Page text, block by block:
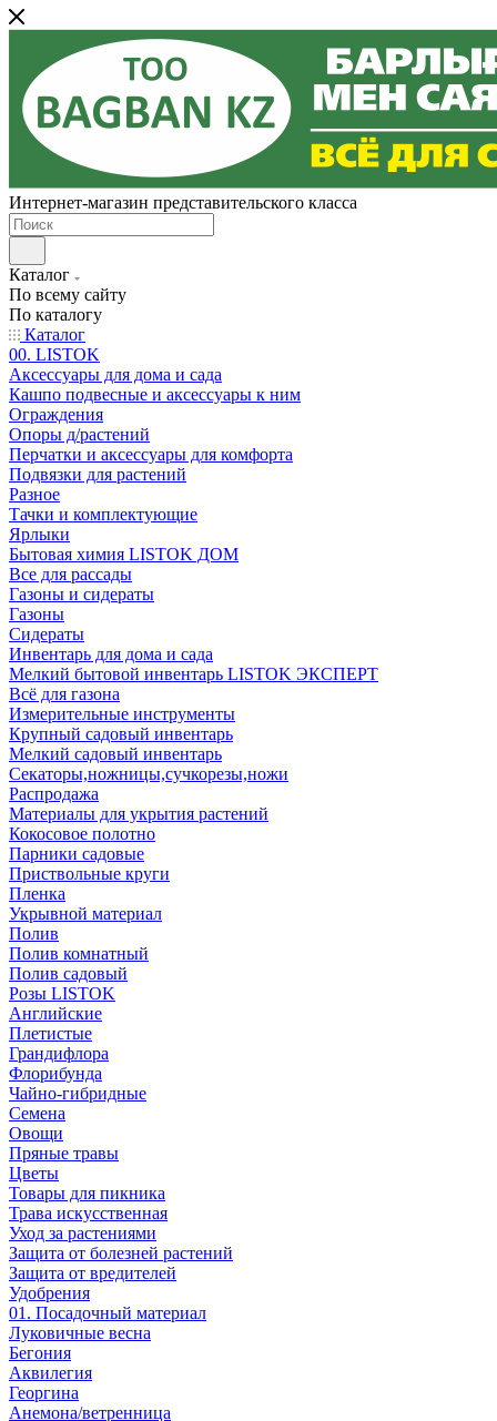
Интернет-магазин представительского класса
Каталог
По всему сайту
По каталогу
Каталог
00. LISTOK
Аксессуары для дома и сада
Кашпо подвесные и аксессуары к ним
Ограждения
Опоры д/растений
Перчатки и аксессуары для комфорта
Подвязки для растений
Разное
Тачки и комплектующие
Ярлыки
Бытовая химия LISTOK ДОМ
Все для рассады
Газоны и сидераты
Газоны
Сидераты
Инвентарь для дома и сада
Мелкий бытовой инвентарь LISTOK ЭКСПЕРТ
Всё для газона
Измерительные инструменты
Крупный садовый инвентарь
Мелкий садовый инвентарь
Секаторы,ножницы,сучкорезы,ножи
Распродажа
Материалы для укрытия растений
Кокосовое полотно
Парники садовые
Приствольные круги
Пленка
Укрывной материал
Полив
Полив комнатный
Полив садовый
Розы LISTOK
Английские
Плетистые
Грандифлора
Флорибунда
Чайно-гибридные
Семена
Овощи
Пряные травы
Цветы
Товары для пикника
Трава искусственная
Уход за растениями
Защита от болезней растений
Защита от вредителей
Удобрения
01. Посадочный материал
Луковичные весна
Бегония
Аквилегия
Георгина
Анемона/ветренница